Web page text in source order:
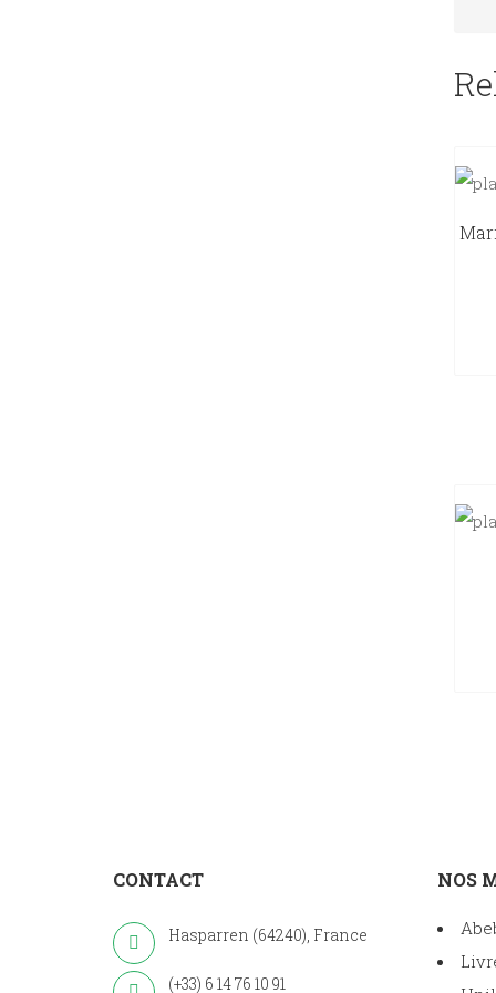
CONTACT
Hasparren (64240), France
(+33) 6 14 76 10 91
NOS